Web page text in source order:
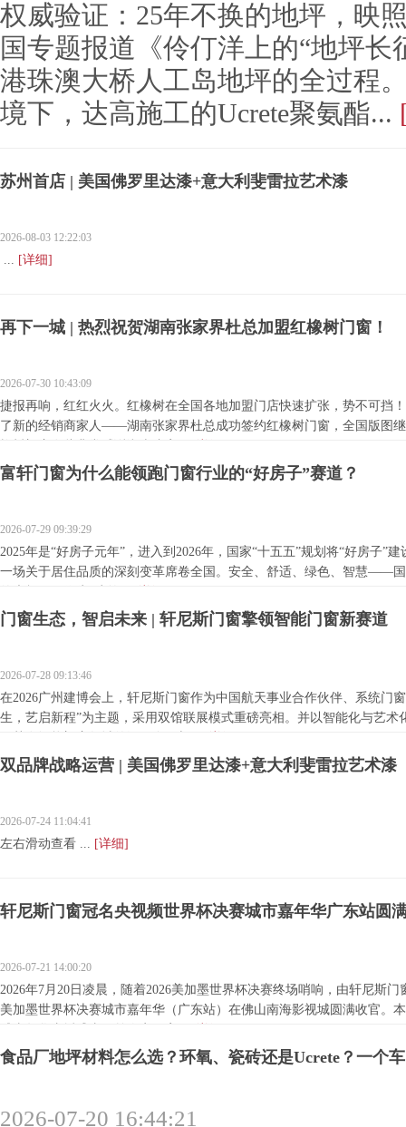
权威验证：25年不换的地坪，映
国专题报道《伶仃洋上的“地坪
港珠澳大桥人工岛地坪的全过程
境下，达高施工的Ucrete聚氨酯...
苏州首店 | 美国佛罗里达漆+意大利斐雷拉艺术漆
2026-08-03 12:22:03
... [详细]
再下一城 | 热烈祝贺湖南张家界杜总加盟红橡树门窗！
2026-07-30 10:43:09
捷报再响，红红火火。红橡树在全国各地加盟门店快速扩张，势不可挡
了新的经销商家人——湖南张家界杜总成功签约红橡树门窗，全国版图
富轩门窗为什么能领跑门窗行业的“好房子”赛道？
2026-07-29 09:39:29
2025年是“好房子元年”，进入到2026年，国家“十五五”规划将“好房子”
一场关于居住品质的深刻变革席卷全国。安全、舒适、绿色、智慧——
门窗生态，智启未来 | 轩尼斯门窗擎领智能门窗新赛道
2026-07-28 09:13:46
在2026广州建博会上，轩尼斯门窗作为中国航天事业合作伙伴、系统门
生，艺启新程”为主题，采用双馆联展模式重磅亮相。并以智能化与艺术
双品牌战略运营 | 美国佛罗里达漆+意大利斐雷拉艺术漆
2026-07-24 11:04:41
左右滑动查看 ... [详细]
轩尼斯门窗冠名央视频世界杯决赛城市嘉年华广东站圆
2026-07-21 14:00:20
2026年7月20日凌晨，随着2026美加墨世界杯决赛终场哨响，由轩尼斯门
美加墨世界杯决赛城市嘉年华（广东站）在佛山南海影视城圆满收官。
食品厂地坪材料怎么选？环氧、瓷砖还是Ucrete？一个
2026-07-20 16:44:21